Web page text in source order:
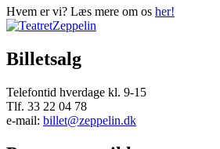
Hvem er vi? Læs mere om os her!
Billetsalg
Telefontid hverdage kl. 9-15
Tlf. 33 22 04 78
e-mail: billet@zeppelin.dk